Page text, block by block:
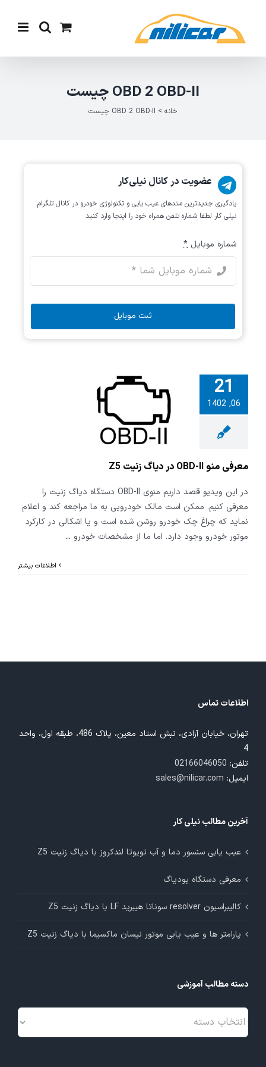
content
OBD 2 OBD-II چیست
خانه > OBD 2 OBD-II چیست
21
06, 1402
معرفی منو OBD-II در
معرفی منو OBD-II در دیاگ زنیت Z5
در این ویدیو قصد داریم منوی OBD-II دستگاه دیاگ زنیت را
معرفی کنیم. ممکن است مالک خودرویی به ما مراجعه کند و اعلام
نماید که چراغ چک خودرو روشن شده است و یا اشکالی در کارکرد
موتور خودرو وجود دارد. اما ما از مشخصات خودرو ...
اطلاعات بیشتر
عضویت در کانال نیلی‌کار
یادگیری جدیدترین متد‌های عیب یابی‌ و تکنولوژی خودرو در کانال تلگرام
نیلی کار لطفا شماره تلفن همراه خود را اینجا وارد کنید
شماره موبایل *
ثبت موبایل
اطلاعات تماس
تهران، خیابان آزادی، نبش استاد معین، پلاک 486، طبقه اول، واحد
4
تلفن: 02166046050
ایمیل: sales@nilicar.com
آخرین مطالب نیلی کار
عیب یابی سنسور دما و آب تویوتا لندکروز با دیاگ زنیت Z5
معرفی دستگاه یودیاگ
کالیبراسیون resolver سوناتا هیبرید LF با دیاگ زنیت Z5
پارامتر ها و عیب یابی موتور نیسان ماکسیما با دیاگ زنیت Z5
دسته مطالب آموزشی
دسته